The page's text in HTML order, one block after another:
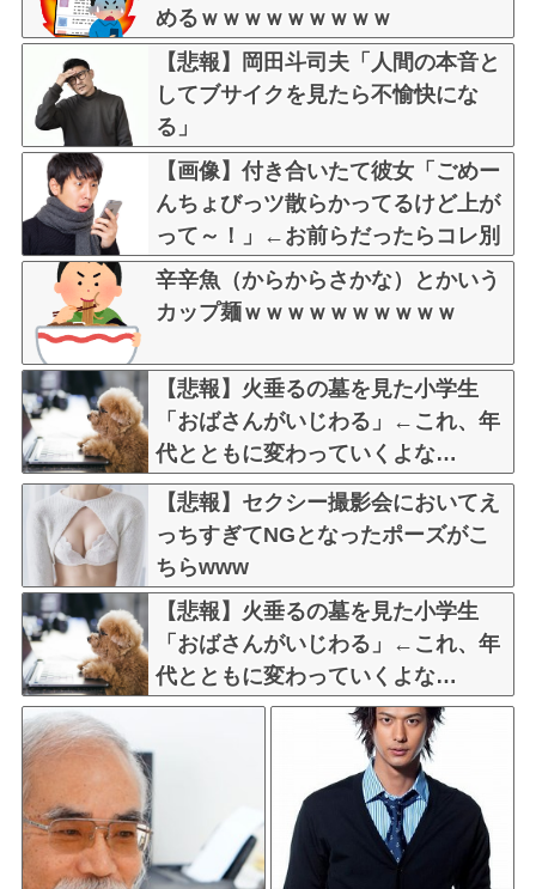
めるｗｗｗｗｗｗｗｗｗ
【悲報】岡田斗司夫「人間の本音と
してブサイクを見たら不愉快にな
る」
【画像】付き合いたて彼女「ごめー
んちょびっツ散らかってるけど上が
って～！」←お前らだったらコレ別
れるか？？？？？
辛辛魚（からからさかな）とかいう
カップ麺ｗｗｗｗｗｗｗｗｗｗ
【悲報】火垂るの墓を見た小学生
「おばさんがいじわる」←これ、年
代とともに変わっていくよな…
【悲報】セクシー撮影会においてえ
っちすぎてNGとなったポーズがこ
ちらwww
【悲報】火垂るの墓を見た小学生
「おばさんがいじわる」←これ、年
代とともに変わっていくよな…